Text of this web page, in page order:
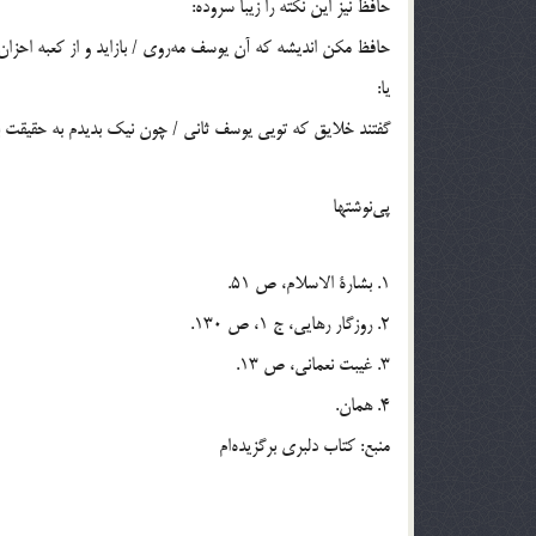
حافظ نیز این نکته را زیبا سروده:
حافظ مکن اندیشه که آن یوسف مه‌روی / باز‌اید و از کعبه
یا:
گفتند خلایق که تویی یوسف ثانی / چون نیک بدیدم به حقیقت
پي‌نوشتها
1. بشارة الاسلام، ص 51.
2. روزگار رهایی، ج 1، ص 130.
3. غیبت نعمانی، ص 13.
4. همان.
منبع: کتاب دلبری برگزیده‌ام